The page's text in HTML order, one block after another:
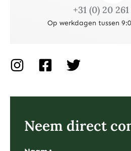
+31 (0) 20
Op werkdagen tussen
I
s
a
g
F
c
b
o
T
i
t
e
Neem direct